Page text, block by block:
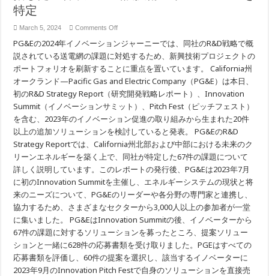
特定
March 5, 2024 Comments Offon
未
来
の
ク
リ
ー
ン
エ
ル
ギ
ー
現
を
目
指
し
た
件
以
上
の
気
候
PG&Eの2024年イノベーションジャーニーでは、同社のR&D戦略で概
説されている送電網の課題に対処するため、新興技術プロジェクトの
ポートフォリオを刷新することに重点を置いています。 California州
オークランド—Pacific Gas and Electric Company（PG&E）は本日、
初のR&D Strategy Report（研究開発戦略レポート）、Innovation
Summit（イノベーションサミット）、Pitch Fest（ピッチフェスト）
を含む、2023年のイノベーション促進の取り組みから生まれた20件
以上の追加ソリューションを検討していると発表。 PG&EのR&D
Strategy Reportでは、California州北部および中部における未来のク
リーンエネルギーを築く上で、同社が特定した67件の課題について
詳しく説明しています。このレポートの発行後、PG&Eは2023年7月
に初のInnovation Summitを主催し、エネルギーシステムの現状と将
来のニーズについて、PG&Eのリーダーや各分野の専門家と連携し、
協力するため、さまざまなセクターから3,000人以上の参加者が一堂
に集いました。 PG&EはInnovation Summitの後、イノベーターから
67件の課題に対するソリューションを募ったところ、提案ソリュー
ションと一緒に628件の応募書類を受け取りました。PGEはすべての
応募書類を評価し、60件の提案を選択し、該当するイノベーターに
2023年9月のInnovation Pitch Festで自身のソリューションを直接売